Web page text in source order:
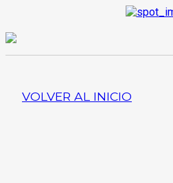
VOLVER AL INICIO